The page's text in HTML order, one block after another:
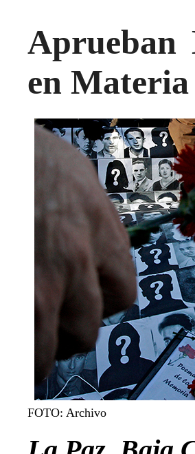
Aprueban
en Materia
FOTO: Archivo